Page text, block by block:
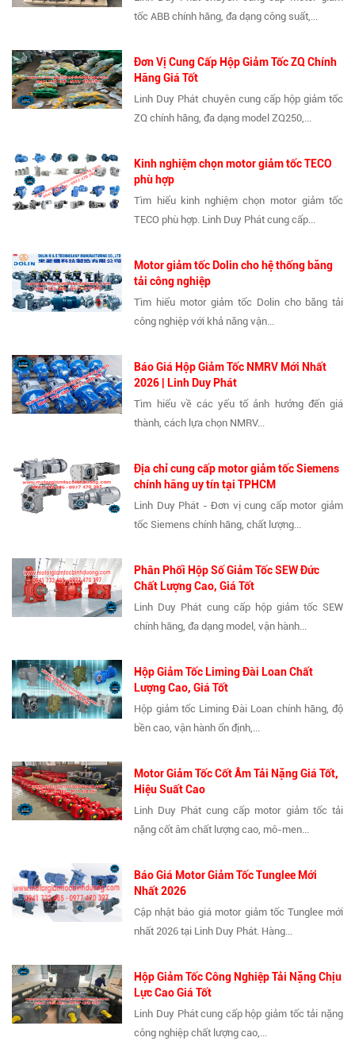
tốc ABB chính hãng, đa dạng công suất,...
Đơn Vị Cung Cấp Hộp Giảm Tốc ZQ Chính
Hãng Giá Tốt
Linh Duy Phát chuyên cung cấp hộp giảm tốc
ZQ chính hãng, đa dạng model ZQ250,...
Kinh nghiệm chọn motor giảm tốc TECO
phù hợp
Tìm hiểu kinh nghiệm chọn motor giảm tốc
TECO phù hợp. Linh Duy Phát cung cấp...
Motor giảm tốc Dolin cho hệ thống băng
tải công nghiệp
Tìm hiểu motor giảm tốc Dolin cho băng tải
công nghiệp với khả năng vận...
Báo Giá Hộp Giảm Tốc NMRV Mới Nhất
2026 | Linh Duy Phát
Tìm hiểu về các yếu tố ảnh hưởng đến giá
thành, cách lựa chọn NMRV...
Địa chỉ cung cấp motor giảm tốc Siemens
chính hãng uy tín tại TPHCM
Linh Duy Phát - Đơn vị cung cấp motor giảm
tốc Siemens chính hãng, chất lượng...
Phân Phối Hộp Số Giảm Tốc SEW Đức
Chất Lượng Cao, Giá Tốt
Linh Duy Phát cung cấp hộp giảm tốc SEW
chính hãng, đa dạng model, vận hành...
Hộp Giảm Tốc Liming Đài Loan Chất
Lượng Cao, Giá Tốt
Hộp giảm tốc Liming Đài Loan chính hãng, độ
bền cao, vận hành ổn định,...
Motor Giảm Tốc Cốt Âm Tải Nặng Giá Tốt,
Hiệu Suất Cao
Linh Duy Phát cung cấp motor giảm tốc tải
nặng cốt âm chất lượng cao, mô-men...
Báo Giá Motor Giảm Tốc Tunglee Mới
Nhất 2026
Cập nhật báo giá motor giảm tốc Tunglee mới
nhất 2026 tại Linh Duy Phát. Hàng...
Hộp Giảm Tốc Công Nghiệp Tải Nặng Chịu
Lực Cao Giá Tốt
Linh Duy Phát cung cấp hộp giảm tốc tải nặng
công nghiệp chất lượng cao,...